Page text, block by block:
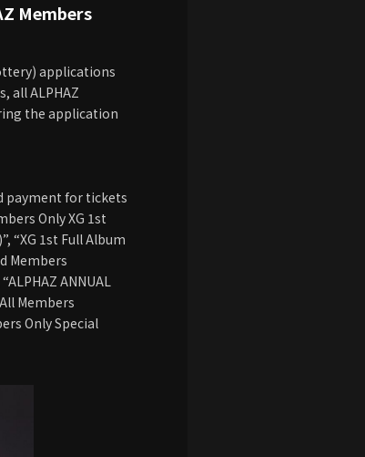
Members
applications
all ALPHAZ
the application
payment for tickets
Only XG 1st
“XG 1st Full Album
Members
ANNUAL
Members
Only Special